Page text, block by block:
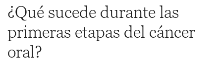
¿Qué sucede durante las
primeras etapas del cáncer
oral?